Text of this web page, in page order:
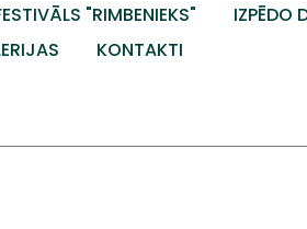
"RIMBENIEKS" IZPĒDO
KONTAKTI